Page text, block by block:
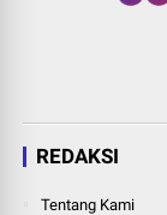
REDAKSI
Tentang Kami